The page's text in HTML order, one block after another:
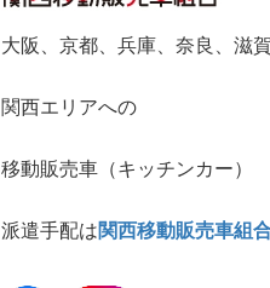
大阪、京都、兵庫、奈良、滋
関西エリアへの
移動販売車（キッチンカー）
派遣手配は関西移動販売車組